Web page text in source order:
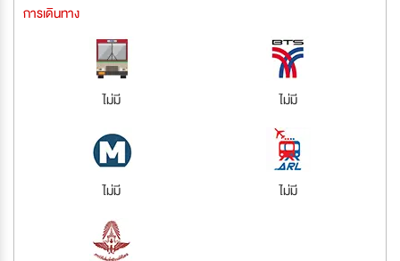
การเดินทาง
ไม่มี ไม่มี
ไม่มี ไม่มี